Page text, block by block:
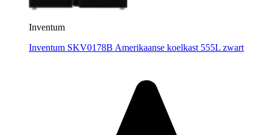
Inventum
Inventum SKV0178B Amerikaanse koelkast 555L zwart